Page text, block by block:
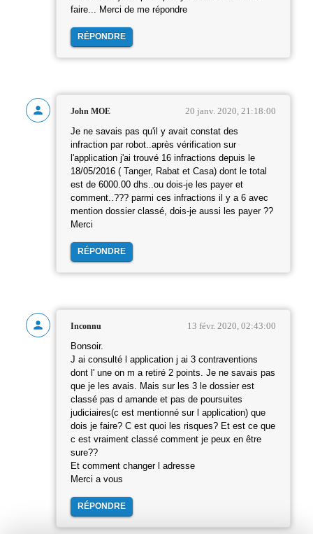
faire... Merci de me répondre
RÉPONDRE
John MOE 20 janv. 2020, 21:18:00
Je ne savais pas qu'il y avait constat des
infraction par robot..après vérification sur
l'application j'ai trouvé 16 infractions depuis le
18/05/2016 ( Tanger, Rabat et Casa) dont le total
est de 6000.00 dhs..ou dois-je les payer et
comment..??? parmi ces infractions il y a 6 avec
mention dossier classé, dois-je aussi les payer ??
Merci
RÉPONDRE
Inconnu 13 févr. 2020, 02:43:00
Bonsoir.
J ai consulté l application j ai 3 contraventions
dont l' une on m a retiré 2 points. Je ne savais pas
que je les avais. Mais sur les 3 le dossier est
classé pas d amande et pas de poursuites
judiciaires(c est mentionné sur l application) que
dois je faire? C est quoi les risques? Et est ce que
c est vraiment classé comment je peux en être
sure??
Et comment changer l adresse
Merci a vous
RÉPONDRE